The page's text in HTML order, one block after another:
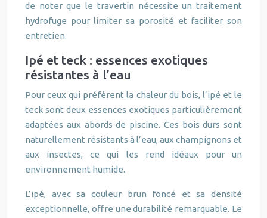
de noter que le travertin nécessite un traitement
hydrofuge pour limiter sa porosité et faciliter son
entretien.
Ipé et teck : essences exotiques
résistantes à l’eau
Pour ceux qui préfèrent la chaleur du bois, l’ipé et le
teck sont deux essences exotiques particulièrement
adaptées aux abords de piscine. Ces bois durs sont
naturellement résistants à l’eau, aux champignons et
aux insectes, ce qui les rend idéaux pour un
environnement humide.
L’ipé, avec sa couleur brun foncé et sa densité
exceptionnelle, offre une durabilité remarquable. Le